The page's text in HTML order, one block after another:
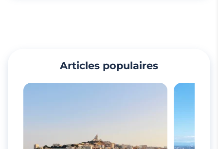
Articles populaires